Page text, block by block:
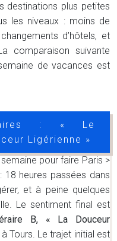
destinations plus petites
les niveaux : moins de
d’hôtels, et
comparaison suivante
de vacances est
: « Le
Ligérienne »
semaine pour faire Paris >
18 heures passées dans
et à peine quelques
Le sentiment final est
B, « La Douceur
Tours. Le trajet initial est